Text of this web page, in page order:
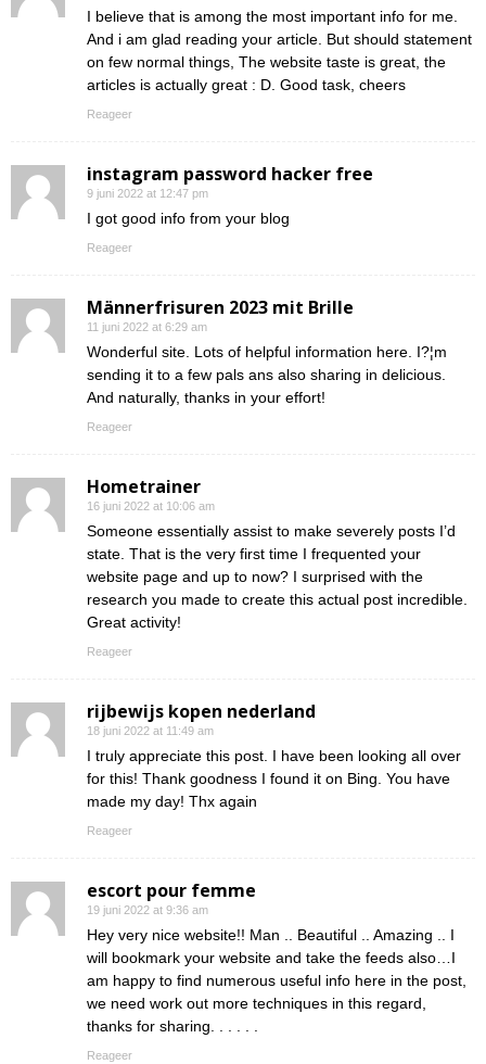
I believe that is among the most important info for me.
And i am glad reading your article. But should statement
on few normal things, The website taste is great, the
articles is actually great : D. Good task, cheers
Reageer
instagram password hacker free
9 juni 2022 at 12:47 pm
I got good info from your blog
Reageer
Männerfrisuren 2023 mit Brille
11 juni 2022 at 6:29 am
Wonderful site. Lots of helpful information here. I?¦m
sending it to a few pals ans also sharing in delicious.
And naturally, thanks in your effort!
Reageer
Hometrainer
16 juni 2022 at 10:06 am
Someone essentially assist to make severely posts I’d
state. That is the very first time I frequented your
website page and up to now? I surprised with the
research you made to create this actual post incredible.
Great activity!
Reageer
rijbewijs kopen nederland
18 juni 2022 at 11:49 am
I truly appreciate this post. I have been looking all over
for this! Thank goodness I found it on Bing. You have
made my day! Thx again
Reageer
escort pour femme
19 juni 2022 at 9:36 am
Hey very nice website!! Man .. Beautiful .. Amazing .. I
will bookmark your website and take the feeds also…I
am happy to find numerous useful info here in the post,
we need work out more techniques in this regard,
thanks for sharing. . . . . .
Reageer